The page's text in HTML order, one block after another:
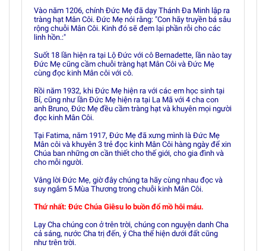
Vào năm 1206, chính Ðức Mẹ đã dạy Thánh Ða Minh lập ra
tràng hạt Mân Côi. Ðức Mẹ nói rằng: "Con hãy truyền bá sâu
rộng chuỗi Mân Côi. Kinh đó sẽ đem lại phần rỗi cho các
linh hồn.:"
Suốt 18 lần hiện ra tại Lộ Ðức với cô Bernadette, lần nào tay
Ðức Mẹ cũng cầm chuỗi tràng hạt Mân Côi và Ðức Mẹ
cùng đọc kinh Mân côi với cô.
Rồi năm 1932, khi Ðức Mẹ hiện ra với các em học sinh tại
Bỉ, cũng như lần Ðức Mẹ hiện ra tại La Mã với 4 cha con
anh Bruno, Ðức Mẹ đều cầm tràng hạt và khuyên mọi người
đọc kinh Mân Côi.
Tại Fatima, năm 1917, Ðức Mẹ đã xưng mình là Ðức Mẹ
Mân côi và khuyên 3 trẻ đọc kinh Mân Côi hàng ngày để xin
Chúa ban những ơn cần thiết cho thế giới, cho gia đình và
cho mỗi người.
Vâng lời Ðức Mẹ, giờ đây chúng ta hãy cùng nhau đọc và
suy ngắm 5 Mùa Thương trong chuỗi kinh Mân Côi.
Thứ nhất: Ðức Chúa Giêsu lo buồn đổ mồ hôi máu.
Lạy Cha chúng con ở trên trời, chúng con nguyện danh Cha
cả sáng, nước Cha trị đến, ý Cha thể hiện dưới đất cũng
như trên trời.